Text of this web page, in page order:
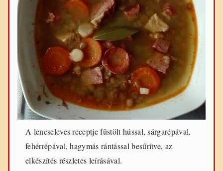
A lencseleves receptje füstölt hússal, sárgarépával,
fehérrépával, hagymás rántással besűrítve, az
elkészítés részletes leírásával.